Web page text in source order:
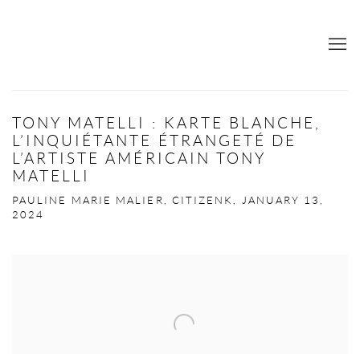
TONY MATELLI : KARTE BLANCHE,
L’INQUIÉTANTE ÉTRANGETÉ DE
L’ARTISTE AMÉRICAIN TONY
MATELLI
PAULINE MARIE MALIER, CITIZENK, JANUARY 13,
2024